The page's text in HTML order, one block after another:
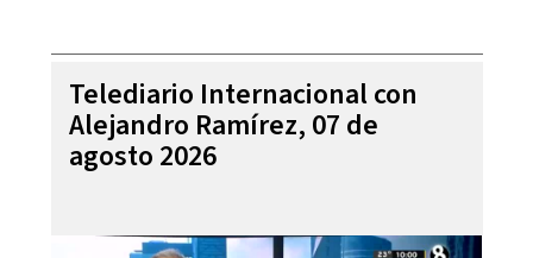
Telediario Internacional con
Alejandro Ramírez, 07 de
agosto 2026